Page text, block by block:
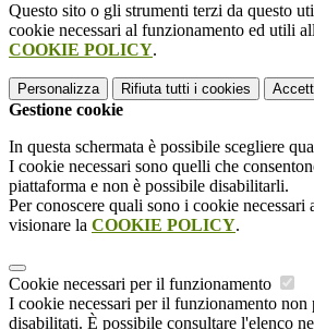
Questo sito o gli strumenti terzi da questo
cookie necessari al funzionamento ed utili
COOKIE POLICY.
Personalizza Rifiuta tutti i cookies
Gestione cookie
In questa schermata è possibile scegliere
I cookie necessari sono quelli che
piattaforma e non è possibile disabilitarli.
Per conoscere quali sono i cookie necessari
visionare la COOKIE POLICY.
Cookie necessari per il funzionamento
I cookie necessari per il funzionamento non
disabilitati. È possibile consultare l'elenco